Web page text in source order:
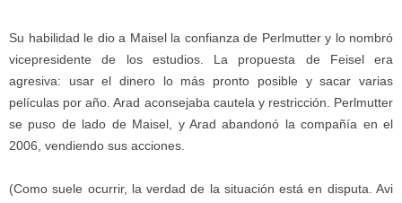
Su habilidad le dio a Maisel la confianza de Perlmutter y lo nombró
vicepresidente de los estudios. La propuesta de Feisel era
agresiva: usar el dinero lo más pronto posible y sacar varias
películas por año. Arad aconsejaba cautela y restricción. Perlmutter
se puso de lado de Maisel, y Arad abandonó la compañía en el
2006 , vendiendo sus acciones.
(Como suele ocurrir, la verdad de la situación está en disputa. Avi